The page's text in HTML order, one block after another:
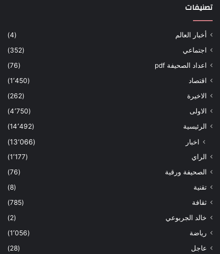
تصنيفات
أخبار العالم
(4)
اجتماعي
(352)
اعداد الصحيفة pdf
(76)
اقتصاد
(1٬450)
الاخيرة
(262)
الاولى
(4٬750)
الرئيسية
(14٬492)
اخبار (13٬066)
الراي
(1٬177)
الصحيفة ورقية
(76)
تقنية
(8)
ثقافة
(785)
خالد الجربوعي
(2)
رياضة
(1٬056)
عاجل
(28)